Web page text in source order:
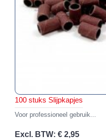
100 stuks Slijpkapjes
Voor professioneel gebruik...
Excl. BTW: € 2,95